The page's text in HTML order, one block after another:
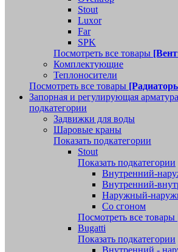
Stout
Luxor
Far
SPK
Посмотреть все товары
Комплектующие
Теплоносители
Посмотреть все товары
Запорная и регулирующая арматура
подкатегории
Задвижки для воды
Шаровые краны
Показать подкатегории
Stout
Показать подкатегории
Внутренний-
Внутренний-
Наружный-
Со сгоном
Посмотреть все товары
Bugatti
Показать подкатегории
Внутренний -